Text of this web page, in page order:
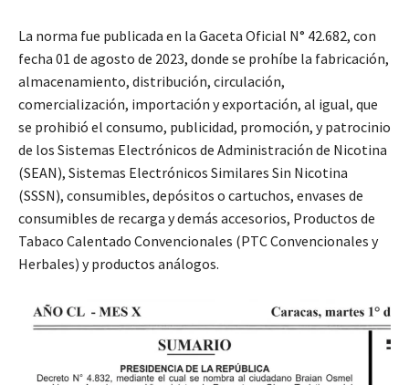
La norma fue publicada en la Gaceta Oficial N° 42.682, con
fecha 01 de agosto de 2023, donde se prohíbe la fabricación,
almacenamiento, distribución, circulación,
comercialización, importación y exportación, al igual, que
se prohibió el consumo, publicidad, promoción, y patrocinio
de los Sistemas Electrónicos de Administración de Nicotina
(SEAN), Sistemas Electrónicos Similares Sin Nicotina
(SSSN), consumibles, depósitos o cartuchos, envases de
consumibles de recarga y demás accesorios, Productos de
Tabaco Calentado Convencionales (PTC Convencionales y
Herbales) y productos análogos.